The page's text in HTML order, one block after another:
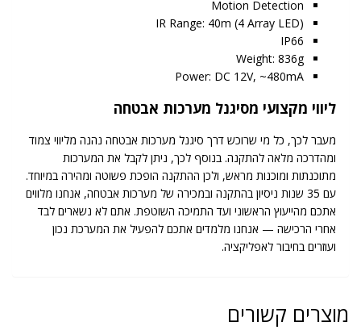
Motion Detection
IR Range: 40m (4 Array LED)
IP66
Weight: 836g
Power: DC 12V, ~480mA
ליווי מקצועי מסיגנל מערכות אבטחה
מעבר לכך, כל מי שרוכש דרך סיגנל מערכות אבטחה נהנה מליווי צמוד
ומהדרכה מלאה להתקנה. בנוסף לכך, ניתן לקבל את המערכות
מתוכנתות ומוכנות מראש, ולכן ההתקנה הופכת פשוטה ומהירה במיוחד.
עם 35 שנות ניסיון בהתקנה ובמכירה של מערכות אבטחה, אנחנו מלווים
אתכם מהייעוץ הראשוני ועד התמיכה השוטפת. אתם לא נשארים לבד
אחרי הרכישה — אנחנו מלמדים אתכם להפעיל את המערכת נכון
ועוזרים בחיבור לאפליקציה.
מוצרים קשורים